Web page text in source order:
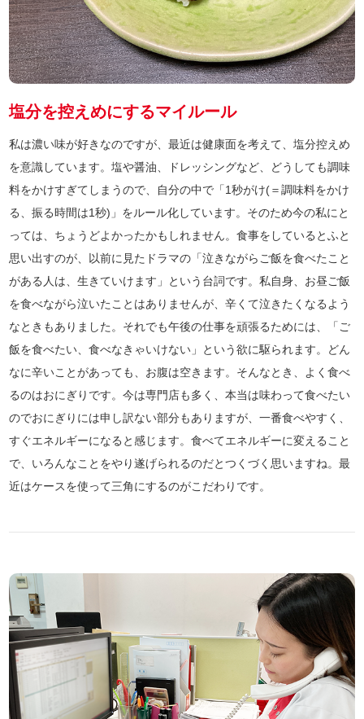
塩分を控えめにするマイルール
私は濃い味が好きなのですが、最近は健康面を考えて、塩分控えめ
を意識しています。塩や醤油、ドレッシングなど、どうしても調味
料をかけすぎてしまうので、自分の中で「1秒がけ(＝調味料をかけ
る、振る時間は1秒)」をルール化しています。そのため今の私にと
っては、ちょうどよかったかもしれません。食事をしているとふと
思い出すのが、以前に見たドラマの「泣きながらご飯を食べたこと
がある人は、生きていけます」という台詞です。私自身、お昼ご飯
を食べながら泣いたことはありませんが、辛くて泣きたくなるよう
なときもありました。それでも午後の仕事を頑張るためには、「ご
飯を食べたい、食べなきゃいけない」という欲に駆られます。どん
なに辛いことがあっても、お腹は空きます。そんなとき、よく食べ
るのはおにぎりです。今は専門店も多く、本当は味わって食べたい
のでおにぎりには申し訳ない部分もありますが、一番食べやすく、
すぐエネルギーになると感じます。食べてエネルギーに変えること
で、いろんなことをやり遂げられるのだとつくづく思いますね。最
近はケースを使って三角にするのがこだわりです。